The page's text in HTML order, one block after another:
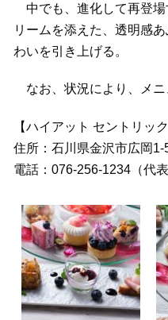
中でも、進化して再登場
リームを添えた、透明感
わいを引き上げる。
なお、状況により、メニ
【ハイアット セントリック
住所：石川県金沢市広岡1-
電話：076-256-1234（代表